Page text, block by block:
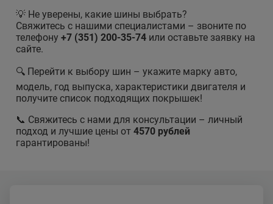
💡 Не уверены, какие шины выбрать?
Свяжитесь с нашими специалистами – звоните по
телефону +7 (351) 200-35-74 или оставьте заявку на
сайте.
🔍 Перейти к выбору шин – укажите марку авто,
модель, год выпуска, характеристики двигателя и
получите список подходящих покрышек!
📞 Свяжитесь с нами для консультации – личный
подход и лучшие цены от 4570 рублей
гарантированы!